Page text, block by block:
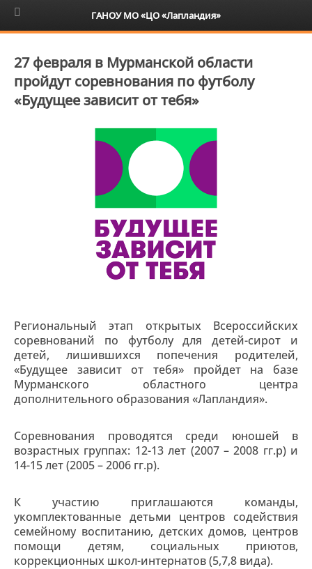
6+
27 февраля в Мурманской области
пройдут соревнования по футболу
«Будущее зависит от тебя»
Региональный этап открытых Всероссийских
соревнований по футболу для детей-сирот и
детей, лишившихся попечения родителей,
«Будущее зависит от тебя» пройдет на базе
Мурманского областного центра
дополнительного образования «Лапландия».
Соревнования проводятся среди юношей в
возрастных группах: 12-13 лет (2007 – 2008 гг.р) и
14-15 лет (2005 – 2006 гг.р).
К участию приглашаются команды,
укомплектованные детьми центров содействия
семейному воспитанию, детских домов, центров
помощи детям, социальных приютов,
коррекционных школ-интернатов (5,7,8 вида).
ГАНОУ МО «ЦО «Лапландия»